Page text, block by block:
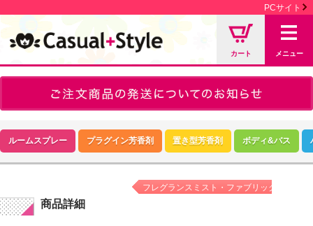
PCサイト
カート メニュー
ルームスプレー プラグイン芳香剤 置き型芳香剤 ボディ&バス
商品詳細
フレグランスミスト・ファブリックミスト